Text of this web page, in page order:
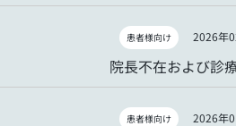
2026年
患者様向け
院長不在および診
2026年
患者様向け